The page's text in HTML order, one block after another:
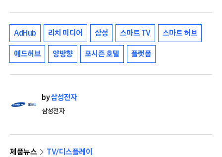
AdHub 리치 미디어 삼성 스마트 TV 스마트 허브
애드허브 양방향 포시즌 호텔 플랫폼
by삼성전자
삼성전자
제품뉴스
TV/디스플레이